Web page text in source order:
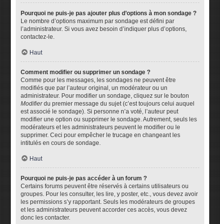
Pourquoi ne puis-je pas ajouter plus d’options à mon sondage ?
Le nombre d’options maximum par sondage est défini par
l’administrateur. Si vous avez besoin d’indiquer plus d’options,
contactez-le.
Haut
Comment modifier ou supprimer un sondage ?
Comme pour les messages, les sondages ne peuvent être
modifiés que par l’auteur original, un modérateur ou un
administrateur. Pour modifier un sondage, cliquez sur le bouton
Modifierdu premier message du sujet (c’est toujours celui auquel
est associé le sondage). Si personne n’a voté, l’auteur peut
modifier une option ou supprimer le sondage. Autrement, seuls les
modérateurs et les administrateurs peuvent le modifier ou le
supprimer. Ceci pour empêcher le trucage en changeant les
intitulés en cours de sondage.
Haut
Pourquoi ne puis-je pas accéder à un forum ?
Certains forums peuvent être réservés à certains utilisateurs ou
groupes. Pour les consulter, les lire, y poster, etc., vous devez avoir
les permissions s’y rapportant. Seuls les modérateurs de groupes
et les administrateurs peuvent accorder ces accès, vous devez
donc les contacter.